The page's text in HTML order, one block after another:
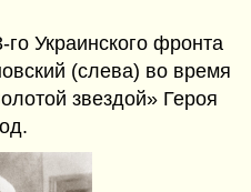
Украинского фронта
(слева) во время
звездой» Героя